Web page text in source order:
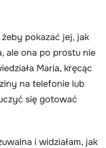
żeby pokazać jej, jak
ale ona po prostu nie
Maria, kręcąc
na telefonie lub
się gotować
i widziałam, jak